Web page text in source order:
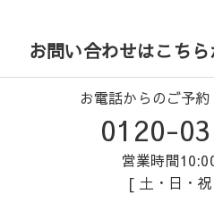
お問い合わせはこち
お電話からのご予
0120-
営業時間
[ 土・日・